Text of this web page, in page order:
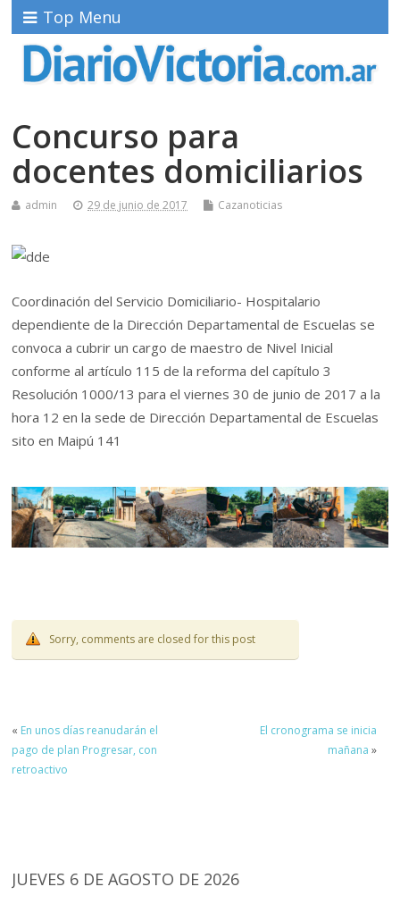
Top Menu
Concurso para
docentes domiciliarios
admin 29 de junio de 2017 Cazanoticias
Coordinación del Servicio Domiciliario- Hospitalario
dependiente de la Dirección Departamental de Escuelas se
convoca a cubrir un cargo de maestro de Nivel Inicial
conforme al artículo 115 de la reforma del capítulo 3
Resolución 1000/13 para el viernes 30 de junio de 2017 a la
hora 12 en la sede de Dirección Departamental de Escuelas
sito en Maipú 141
Sorry, comments are closed for this post
« En unos días reanudarán el
pago de plan Progresar, con
retroactivo
El cronograma se inicia
mañana »
JUEVES 6 DE AGOSTO DE 2026